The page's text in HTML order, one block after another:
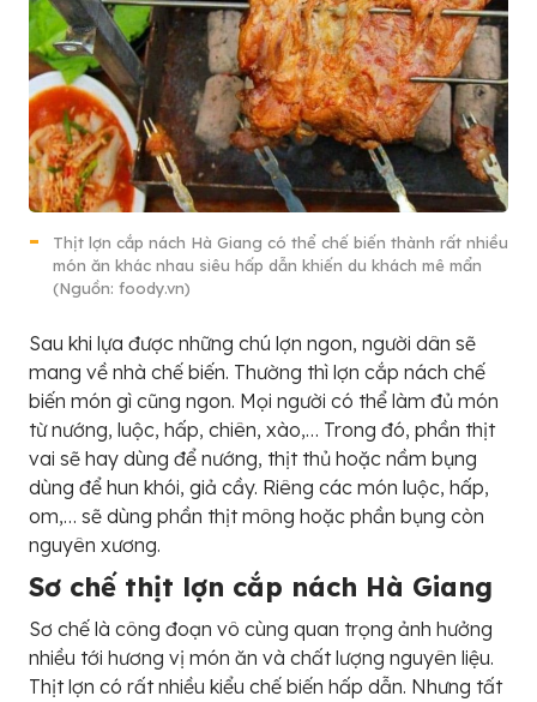
Thịt lợn cắp nách Hà Giang có thể chế biến thành rất nhiều
món ăn khác nhau siêu hấp dẫn khiến du khách mê mẩn
(Nguồn: foody.vn)
Sau khi lựa được những chú lợn ngon, người dân sẽ
mang về nhà chế biến. Thường thì lợn cắp nách chế
biến món gì cũng ngon. Mọi người có thể làm đủ món
từ nướng, luộc, hấp, chiên, xào,… Trong đó, phần thịt
vai sẽ hay dùng để nướng, thịt thủ hoặc nầm bụng
dùng để hun khói, giả cầy. Riêng các món luộc, hấp,
om,… sẽ dùng phần thịt mông hoặc phần bụng còn
nguyên xương.
Sơ chế thịt lợn cắp nách Hà Giang
Sơ chế là công đoạn vô cùng quan trọng ảnh hưởng
nhiều tới hương vị món ăn và chất lượng nguyên liệu.
Thịt lợn có rất nhiều kiểu chế biến hấp dẫn. Nhưng tất